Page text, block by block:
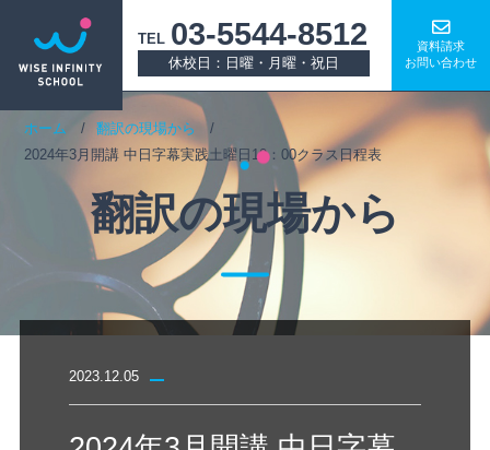
TEL 03-5544-8512
休校日：日曜・月曜・祝日
資料請求
お問い合わせ
ホーム
翻訳の現場から
2024年3月開講 中日字幕実践土曜日10：00クラス日程表
翻訳の現場から
2023.12.05